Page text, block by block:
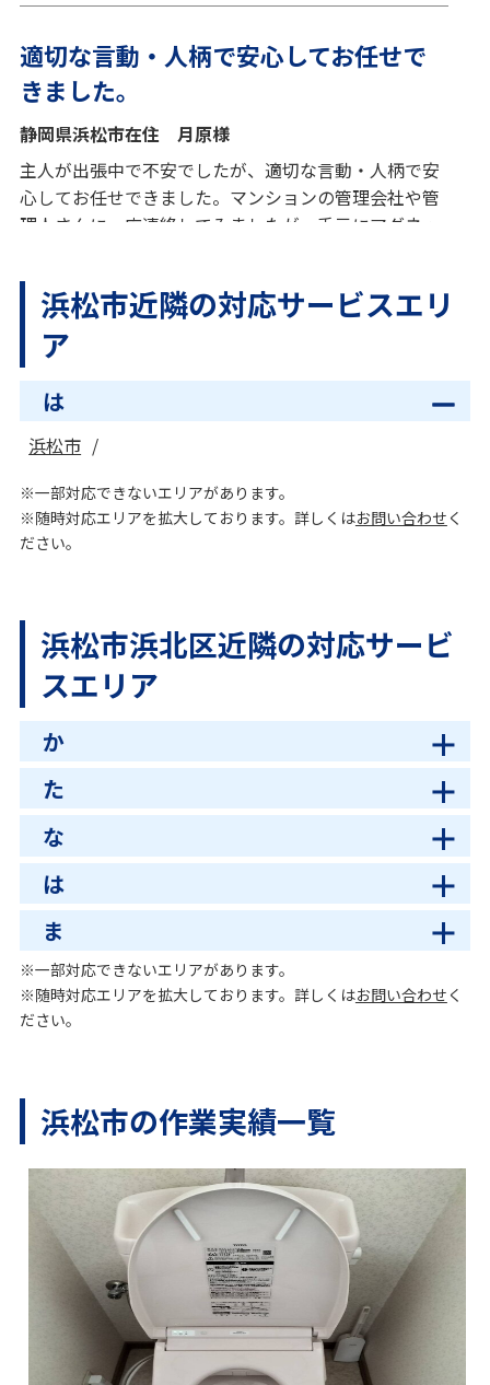
適切な言動・人柄で安心してお任せで
きました。
静岡県浜松市在住 月原様
主人が出張中で不安でしたが、適切な言動・人柄で安
心してお任せできました。マンションの管理会社や管
理人さんに一応連絡してみましたが、手元にマグネッ
ました。良かったです。ありがとうございました。
とても気配りが行き届いた方でした。
安心してお任せできました。
静岡県浜松市在住 里井様
担当してくださった方はとても感じが良くて約束の時
間に遅れる際にもきちんと連絡の電話と説明していた
だき、作業の説明も分かりやすく、とても気配りが行
浜松市近隣の対応サービスエリ
ア
は
浜松市
※一部対応できないエリアがあります。
※随時対応エリアを拡大しております。詳しくはお問い合わせ く
ださい。
浜松市浜北区近隣の対応サービ
スエリア
か
た
な
は
ま
※一部対応できないエリアがあります。
※随時対応エリアを拡大しております。詳しくはお問い合わせ く
ださい。
浜松市の作業実績一覧